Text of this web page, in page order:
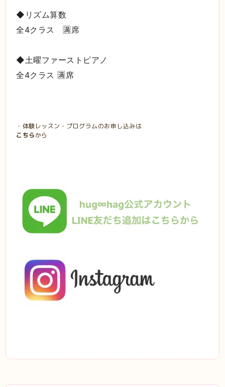
◆リズム算数
全4クラス 🈵席
◆土曜ファーストピアノ
全4クラス 🈵席
・体験レッスン・プログラムのお申し込みは
こちらから